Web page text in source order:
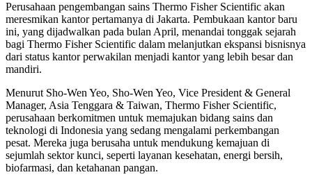
Perusahaan pengembangan sains Thermo Fisher Scientific akan
meresmikan kantor pertamanya di Jakarta. Pembukaan kantor baru
ini, yang dijadwalkan pada bulan April, menandai tonggak sejarah
bagi Thermo Fisher Scientific dalam melanjutkan ekspansi bisnisnya
dari status kantor perwakilan menjadi kantor yang lebih besar dan
mandiri.
Menurut Sho-Wen Yeo, Sho-Wen Yeo, Vice President & General
Manager, Asia Tenggara & Taiwan, Thermo Fisher Scientific,
perusahaan berkomitmen untuk memajukan bidang sains dan
teknologi di Indonesia yang sedang mengalami perkembangan
pesat. Mereka juga berusaha untuk mendukung kemajuan di
sejumlah sektor kunci, seperti layanan kesehatan, energi bersih,
biofarmasi, dan ketahanan pangan.